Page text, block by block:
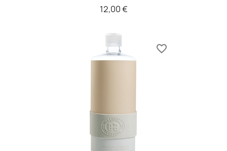
12,00 €
favorite_border